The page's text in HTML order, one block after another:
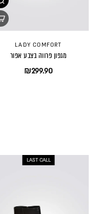
LADY COMFORT
מגפון פרווה בצבע אפור
₪299.90
LAST CALL